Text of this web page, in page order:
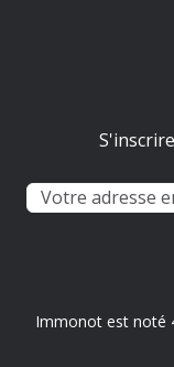
Immonot est noté